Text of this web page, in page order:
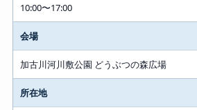
10:00〜17:00
会場
加古川河川敷公園 どうぶつの森広場
所在地